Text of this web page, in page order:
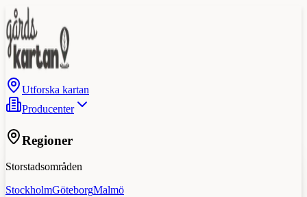
Utforska kartan
Producenter
Regioner
Storstadsområden
StockholmGöteborgMalmö